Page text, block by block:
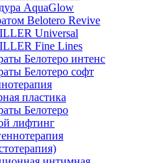
AquaGlow
Belotero Revive
Universal
Fine Lines
Белотеро интенс
Белотеро софт
пластика
Белотеро
лифтинг